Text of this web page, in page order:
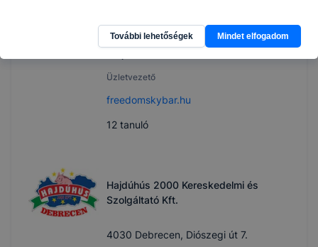
Üzletvezető
freedomskybar.hu
12 tanuló
Hajdúhús 2000 Kereskedelmi és
Szolgáltató Kft.
4030 Debrecen, Diószegi út 7.
További lehetőségek Mindet elfogadom